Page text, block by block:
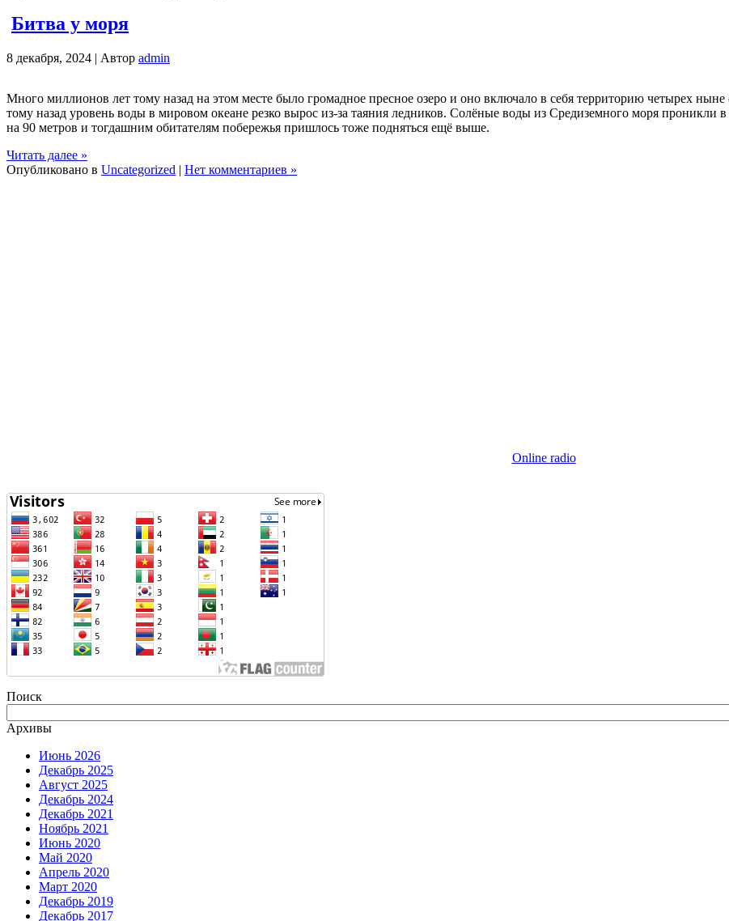
Битва у моря
8 декабря, 2024 | Автор admin
Много миллионов лет тому назад на этом месте было громадное пресное озеро и оно включало в себя территорию четырех
тому назад уровень воды в мировом океане резко вырос из-за таяния ледников. Солёные воды из Средиземного моря проникли
на 90 метров и тогдашним обитателям побережья пришлось тоже подняться ещё выше.
Читать далее »
Опубликовано в Uncategorized | Нет комментариев »
Online radio
Поиск
Архивы
Июнь 2026
Декабрь 2025
Август 2025
Декабрь 2024
Декабрь 2021
Ноябрь 2021
Июнь 2020
Май 2020
Апрель 2020
Март 2020
Декабрь 2019
Декабрь 2017